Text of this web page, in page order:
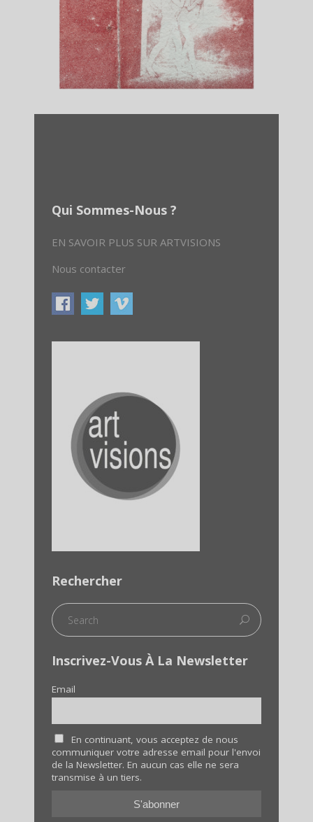
Qui Sommes-Nous ?
EN SAVOIR PLUS SUR ARTVISIONS
Nous contacter
Rechercher
Inscrivez-Vous À La Newsletter
Email
En continuant, vous acceptez de nous
communiquer votre adresse email pour l'envoi
de la Newsletter. En aucun cas elle ne sera
transmise à un tiers.